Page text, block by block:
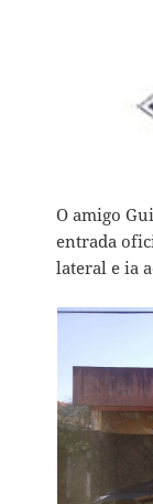
O amigo
entrada
lateral e ia